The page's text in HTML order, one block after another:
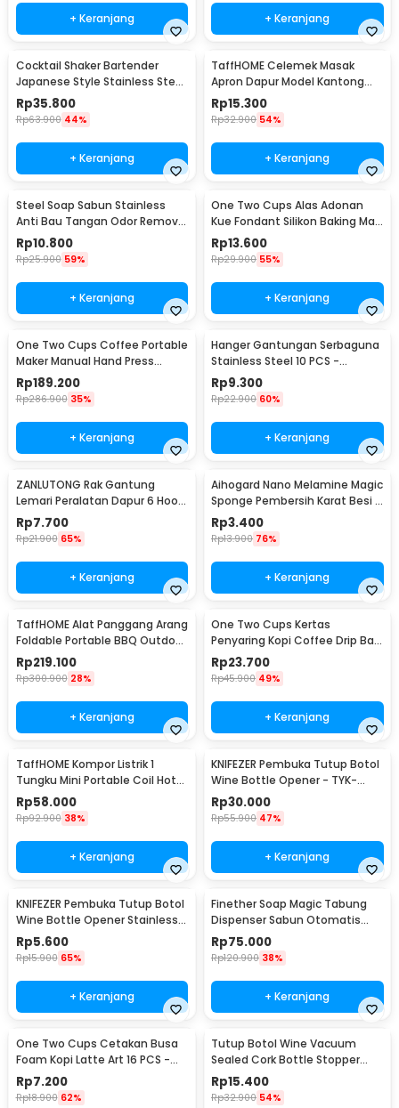
+ Keranjang + Keranjang
Cocktail Shaker Bartender
Japanese Style Stainless Steel
200ml
Rp35.800
Rp63.900 44%
+ Keranjang
TaffHOME Celemek Masak
Apron Dapur Model Kantong
Pola Spatula - JJ41
Rp15.300
Rp32.900 54%
+ Keranjang
Steel Soap Sabun Stainless
Anti Bau Tangan Odor Remove
- HW071
Rp10.800
Rp25.900 59%
+ Keranjang
One Two Cups Alas Adonan
Kue Fondant Silikon Baking Mat
Anti Slip - JJ3873
Rp13.600
Rp29.900 55%
+ Keranjang
One Two Cups Coffee Portable
Maker Manual Hand Press
Espresso 300ml - T35066
Rp189.200
Rp286.900 35%
+ Keranjang
Hanger Gantungan Serbaguna
Stainless Steel 10 PCS -
M127105
Rp9.300
Rp22.900 60%
+ Keranjang
ZANLUTONG Rak Gantung
Lemari Peralatan Dapur 6 Hook
Besi - 2137
Rp7.700
Rp21.900 65%
+ Keranjang
Aihogard Nano Melamine Magic
Sponge Pembersih Karat Besi -
CW62
Rp3.400
Rp13.900 76%
+ Keranjang
TaffHOME Alat Panggang Arang
Foldable Portable BBQ Outdoor
Grill Stove - HWSK77
Rp219.100
Rp300.900 28%
+ Keranjang
One Two Cups Kertas
Penyaring Kopi Coffee Drip Bag
Paper Filter 50PCS - T111
Rp23.700
Rp45.900 49%
+ Keranjang
TaffHOME Kompor Listrik 1
Tungku Mini Portable Coil Hot
Plate 500W - C1-1000-03
Rp58.000
Rp92.900 38%
+ Keranjang
KNIFEZER Pembuka Tutup Botol
Wine Bottle Opener - TYK-
074B
Rp30.000
Rp55.900 47%
+ Keranjang
KNIFEZER Pembuka Tutup Botol
Wine Bottle Opener Stainless
Steel - WS01
Rp5.600
Rp15.900 65%
+ Keranjang
Finether Soap Magic Tabung
Dispenser Sabun Otomatis
400ml - AD-03
Rp75.000
Rp120.900 38%
+ Keranjang
One Two Cups Cetakan Busa
Foam Kopi Latte Art 16 PCS -
JJYE01
Rp7.200
Rp18.900 62%
Tutup Botol Wine Vacuum
Sealed Cork Bottle Stopper
Stainless Steel - G94529
Rp15.400
Rp32.900 54%